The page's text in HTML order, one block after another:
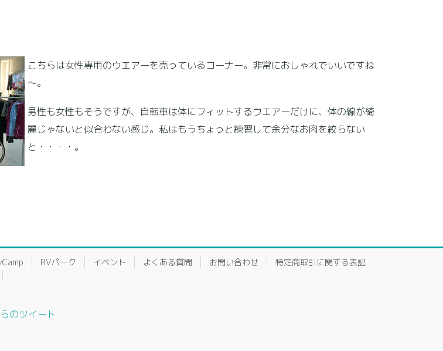
こちらは女性専用のウエアーを売っているコーナー。非常におしゃれでいいですね
～。
男性も女性もそうですが、自転車は体にフィットするウエアーだけに、体の線が綺
麗じゃないと似合わない感じ。私はもうちょっと練習して余分なお肉を絞らない
と・・・・。
RVパーク イベント よくある質問 お問い合わせ
特定商取引に関する表記
のツイート